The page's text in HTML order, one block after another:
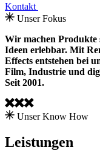
Kontakt
Unser Fokus
Wir machen Produkte
Ideen erlebbar. Mit
Effects entstehen bei
Film, Industrie und
Seit 2001.
Unser Know How
Leistungen